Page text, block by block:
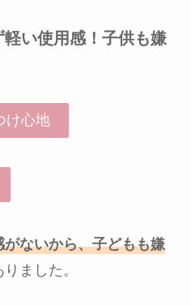
い使用感！子供も嫌
け心地
ないから、子どもも嫌
ました。